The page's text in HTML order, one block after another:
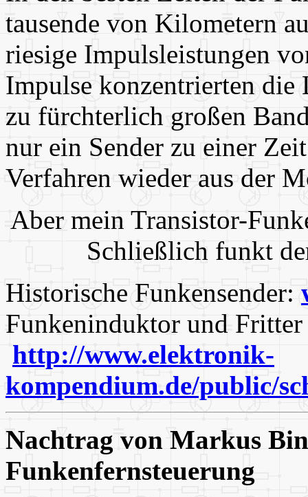
tausende von Kilometern
riesige Impulsleistungen
Impulse konzentrierten
zu fürchterlich großen
nur ein Sender zu einer
Verfahren wieder aus der
Aber mein Transistor-
Schließlich funkt
Historische Funkensender:
Funkeninduktor und
http://www.elektronik-
kompendium.de/public/
Nachtrag von Markus
Funkenfernsteuerung